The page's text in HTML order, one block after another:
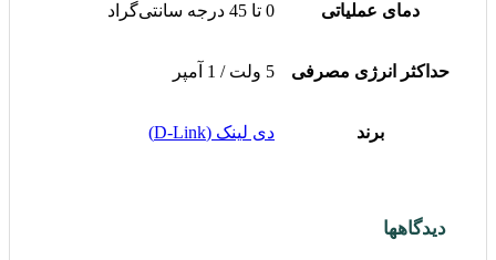
دمای عملیاتی 0 تا 45 درجه سانتی‌گراد
حداکثر انرژی مصرفی 5 ولت / 1 آمپر
برند دی لینک (D-Link)
دیدگاهها